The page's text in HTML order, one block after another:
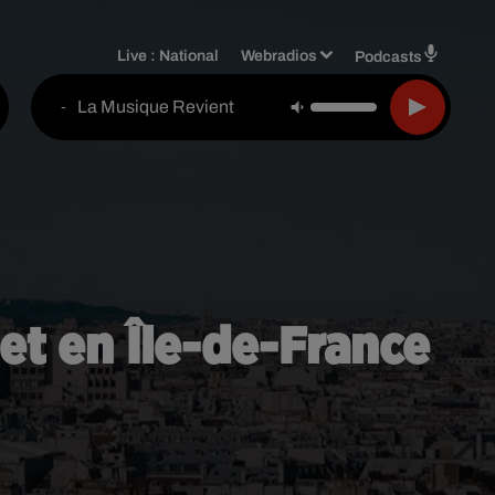
Live : National Webradios Podcasts
- La Musique Revient
en Île-de-France